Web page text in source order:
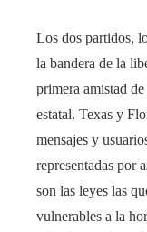
Los dos partidos,
la bandera de la
primera amistad
estatal. Texas y
mensajes y
representadas por
son las leyes las
vulnerables a la